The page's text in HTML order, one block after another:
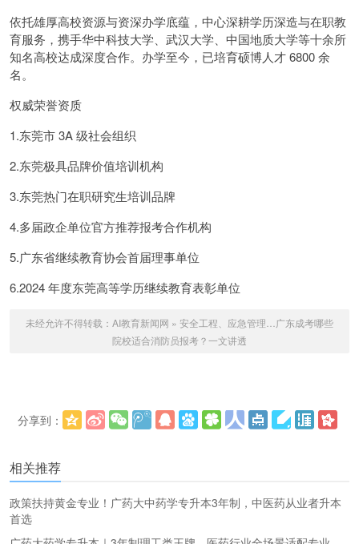
依托雄厚高校资源与资深办学底蕴，中心深耕学历深造与在职教
育服务，携手华中科技大学、武汉大学、中国地质大学等十余所
知名高校达成深度合作。办学至今，已培育硕博人才 6800 余
名。
权威荣誉资质
1.东莞市 3A 级社会组织
2.东莞极具品牌价值培训机构
3.东莞热门在职研究生培训品牌
4.多届政企单位官方推荐报考合作机构
5.广东省继续教育协会首届理事单位
6.2024 年度东莞高等学历继续教育表彰单位
未经允许不得转载： AI教育新闻网 » 安全工程、应急管理…广东成考哪些
院校适合消防员报考？一文讲透
分享到：
相关推荐
政策扶持黄金专业！广药大中药学专升本3年制，中医药从业者升本
首选